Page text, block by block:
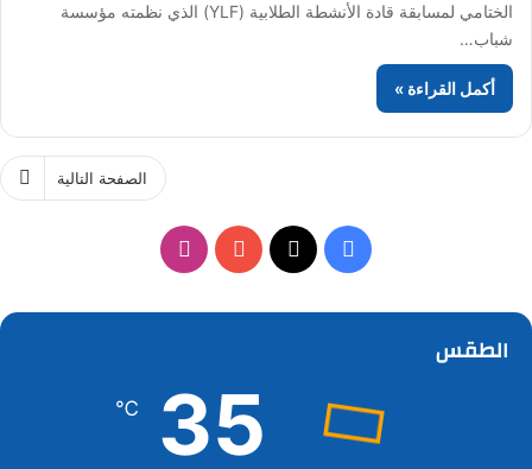
الختامي لمسابقة قادة الأنشطة الطلابية (YLF) الذي نظمته مؤسسة
شباب…
أكمل القراءة »
الصفحة التالية
فيسبوك ‫YouTubeانستقرام
الطقس
35
℃